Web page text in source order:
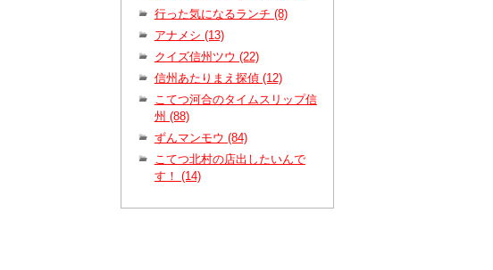
行った気になるランチ (8)
アナメシ (13)
クイズ信州ツウ (22)
信州あたりまえ探偵 (12)
こてつ河合のタイムスリップ信
州 (88)
ずんマンモウ (84)
こてつ北村の店出したいんで
す！ (14)